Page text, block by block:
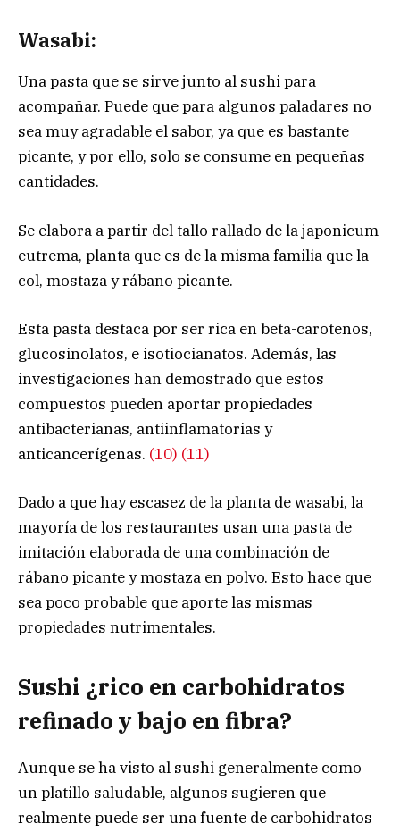
Wasabi:
Una pasta que se sirve junto al sushi para
acompañar. Puede que para algunos paladares no
sea muy agradable el sabor, ya que es bastante
picante, y por ello, solo se consume en pequeñas
cantidades.
Se elabora a partir del tallo rallado de la japonicum
eutrema, planta que es de la misma familia que la
col, mostaza y rábano picante.
Esta pasta destaca por ser rica en beta-carotenos,
glucosinolatos, e isotiocianatos. Además, las
investigaciones han demostrado que estos
compuestos pueden aportar propiedades
antibacterianas, antiinflamatorias y
anticancerígenas. (10) (11)
Dado a que hay escasez de la planta de wasabi, la
mayoría de los restaurantes usan una pasta de
imitación elaborada de una combinación de
rábano picante y mostaza en polvo. Esto hace que
sea poco probable que aporte las mismas
propiedades nutrimentales.
Sushi ¿rico en carbohidratos
refinado y bajo en fibra?
Aunque se ha visto al sushi generalmente como
un platillo saludable, algunos sugieren que
realmente puede ser una fuente de carbohidratos